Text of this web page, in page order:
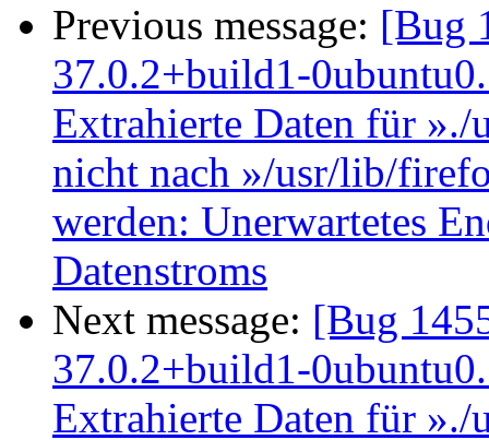
Previous message: [Bug
37.0.2+build1-
Extrahierte Daten für
nicht nach »/usr/lib/
werden: Unerwartetes
Datenstroms
Next message: [Bug
37.0.2+build1-
Extrahierte Daten für